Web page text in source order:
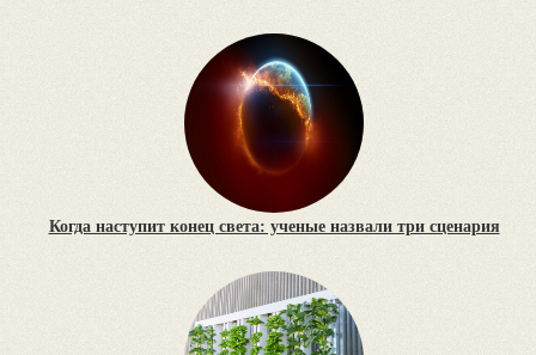
Когда наступит конец света: ученые назвали три сценария